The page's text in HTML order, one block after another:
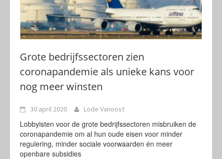
Grote bedrijfssectoren zien
coronapandemie als unieke kans voor
nog meer winsten
30 april 2020 Lode Vanoost
Lobbyisten voor de grote bedrijfssectoren misbruiken de
coronapandemie om al hun oude eisen voor minder
regulering, minder sociale voorwaarden én meer
openbare subsidies